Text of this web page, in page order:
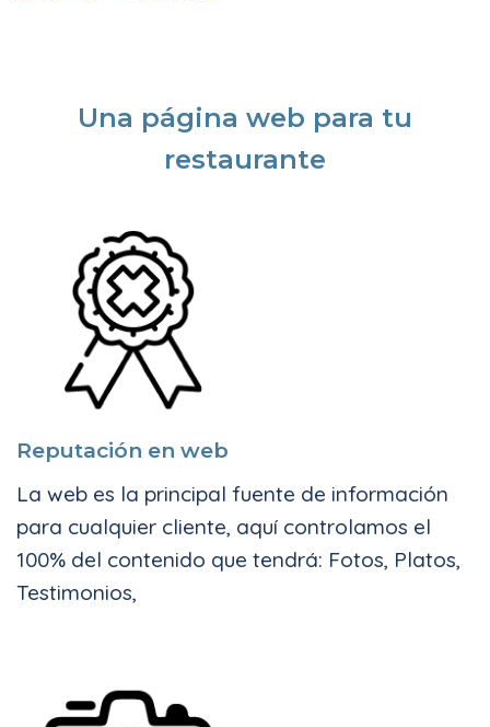
Una página web para tu
restaurante
Reputación en web
La web es la principal fuente de información
para cualquier cliente, aquí controlamos el
100% del contenido que tendrá: Fotos, Platos,
Testimonios,